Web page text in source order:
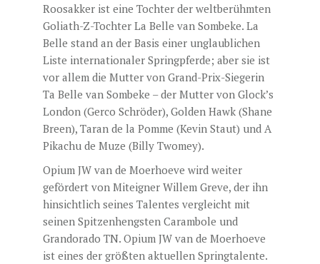
Roosakker ist eine Tochter der weltberühmten
Goliath-Z-Tochter La Belle van Sombeke. La
Belle stand an der Basis einer unglaublichen
Liste internationaler Springpferde; aber sie ist
vor allem die Mutter von Grand-Prix-Siegerin
Ta Belle van Sombeke – der Mutter von Glock’s
London (Gerco Schröder), Golden Hawk (Shane
Breen), Taran de la Pomme (Kevin Staut) und A
Pikachu de Muze (Billy Twomey).
Opium JW van de Moerhoeve wird weiter
gefördert von Miteigner Willem Greve, der ihn
hinsichtlich seines Talentes vergleicht mit
seinen Spitzenhengsten Carambole und
Grandorado TN. Opium JW van de Moerhoeve
ist eines der größten aktuellen Springtalente.